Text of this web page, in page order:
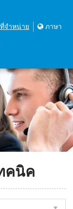
จําหน่าย ภาษา
คนิค